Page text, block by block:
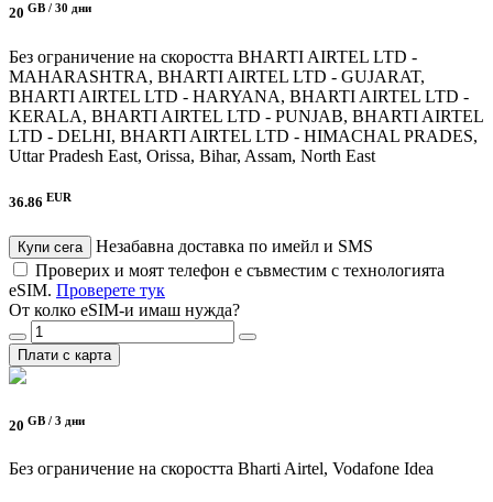
20 GB / 30 дни
Без ограничение на скоростта BHARTI AIRTEL LTD -
MAHARASHTRA, BHARTI AIRTEL LTD - GUJARAT,
BHARTI AIRTEL LTD - HARYANA, BHARTI AIRTEL LTD -
KERALA, BHARTI AIRTEL LTD - PUNJAB, BHARTI AIRTEL
LTD - DELHI, BHARTI AIRTEL LTD - HIMACHAL PRADES,
Uttar Pradesh East, Orissa, Bihar, Assam, North East
36.86 EUR
Купи сега
Незабавна доставка по имейл и SMS
Проверих и моят телефон е съвместим с технологията
eSIM. Проверете тук
От колко eSIM-и имаш нужда?
Плати с карта
20 GB / 3 дни
Без ограничение на скоростта Bharti Airtel, Vodafone Idea